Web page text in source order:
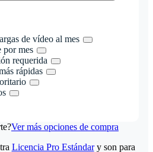
de vídeo al mes
por mes
requerida
rápidas
Ver más opciones de compra
Licencia Pro Estándary son para